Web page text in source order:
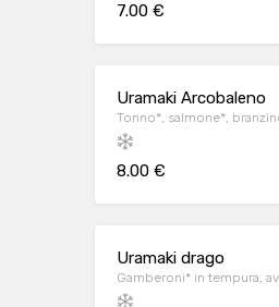
7.00 €
Uramaki Arcobaleno
Tonno*, salmone*,
8.00 €
Uramaki drago
Gamberoni* in tempura,